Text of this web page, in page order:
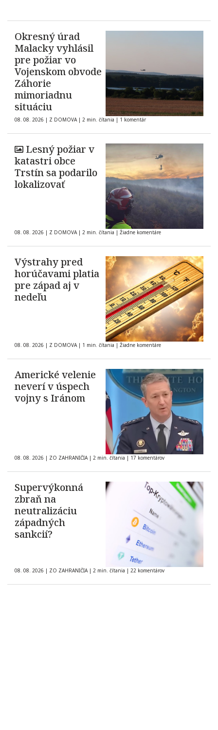
Okresný úrad
Malacky vyhlásil
pre požiar vo
Vojenskom obvode
Záhorie
mimoriadnu
situáciu
08. 08. 2026 | Z DOMOVA | 2 min. čítania | 1 komentár
Lesný požiar v
katastri obce
Trstín sa podarilo
lokalizovať
08. 08. 2026 | Z DOMOVA | 2 min. čítania | Žiadne komentáre
Výstrahy pred
horúčavami platia
pre západ aj v
nedeľu
08. 08. 2026 | Z DOMOVA | 1 min. čítania | Žiadne komentáre
Americké velenie
neverí v úspech
vojny s Iránom
08. 08. 2026 | ZO ZAHRANIČIA | 2 min. čítania | 17 komentárov
Supervýkonná
zbraň na
neutralizáciu
západných
sankcií?
08. 08. 2026 | ZO ZAHRANIČIA | 2 min. čítania | 22 komentárov